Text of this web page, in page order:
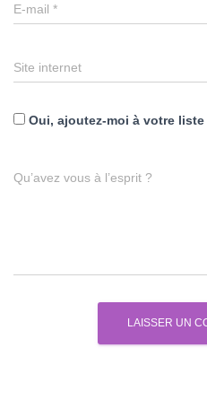
E-mail *
Site internet
Oui, ajoutez-moi à votre
Qu’avez vous à l’esprit ?